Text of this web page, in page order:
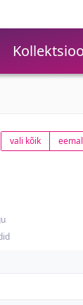
vali kõik